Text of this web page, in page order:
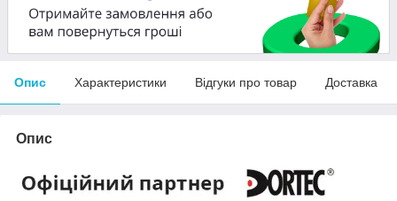
Опис Характеристики Відгуки про товар Доставка
Опис